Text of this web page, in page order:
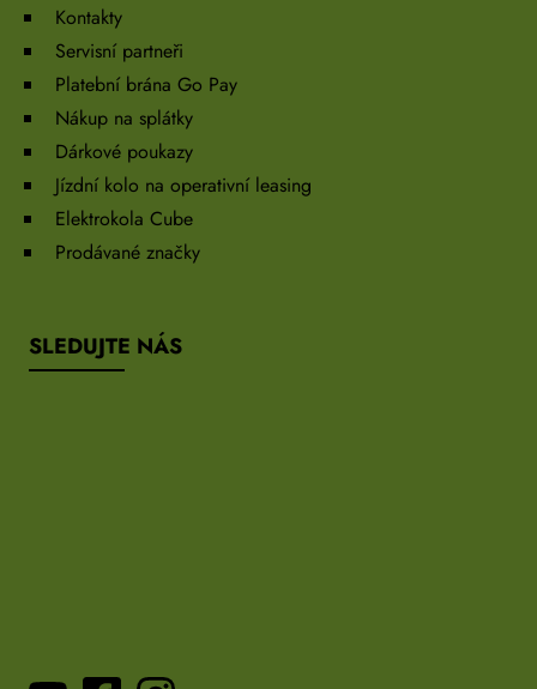
Kontakty
Servisní partneři
Platební brána Go Pay
Nákup na splátky
Dárkové poukazy
Jízdní kolo na operativní leasing
Elektrokola Cube
Prodávané značky
SLEDUJTE NÁS